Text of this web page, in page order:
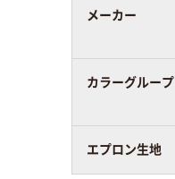
メーカー
カラーグループ
エプロン生地